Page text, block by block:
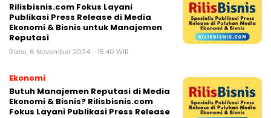
Rilisbisnis.com Fokus Layani
Publikasi Press Release di Media
Ekonomi & Bisnis untuk Manajemen
Reputasi
Rabu, 6 November 2024 - 15:40 WIB
Ekonomi
Butuh Manajemen Reputasi di Media
Ekonomi & Bisnis? Rilisbisnis.com
Fokus Layani Publikasi Press Release